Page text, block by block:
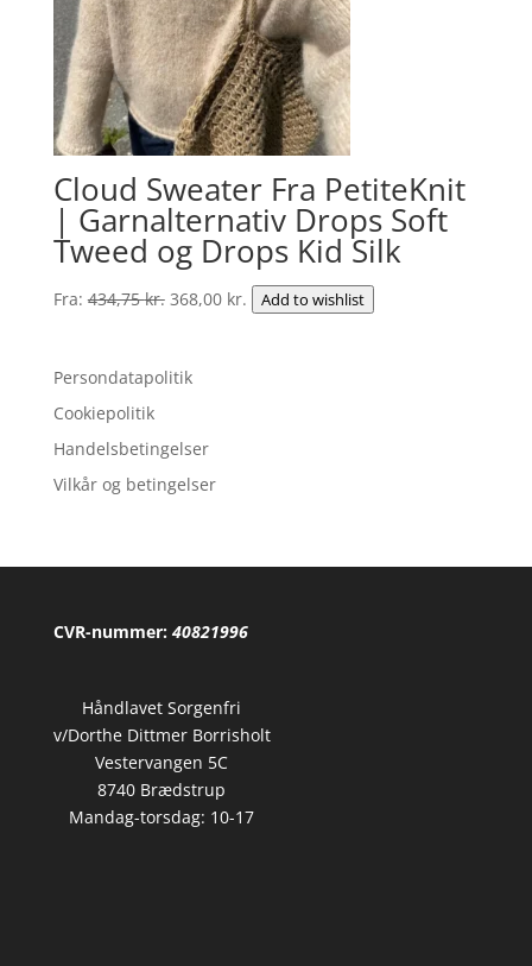
Cloud Sweater Fra PetiteKnit
| Garnalternativ Drops Soft
Tweed og Drops Kid Silk
Fra:434,75kr. Den
var:
368,00 kr.DenAdd to wishlist
Persondatapolitik
Cookiepolitik
Handelsbetingelser
Vilkår og betingelser
CVR-nummer: 40821996
Håndlavet Sorgenfri
v/Dorthe Dittmer Borrisholt
Vestervangen 5C
8740 Brædstrup
Mandag-torsdag: 10-17